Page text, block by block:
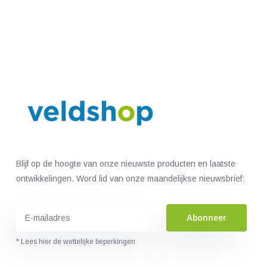
Blijf op de hoogte van onze nieuwste producten en laatste
ontwikkelingen. Word lid van onze maandelijkse nieuwsbrief:
Abonneer
* Lees hier de wettelijke beperkingen